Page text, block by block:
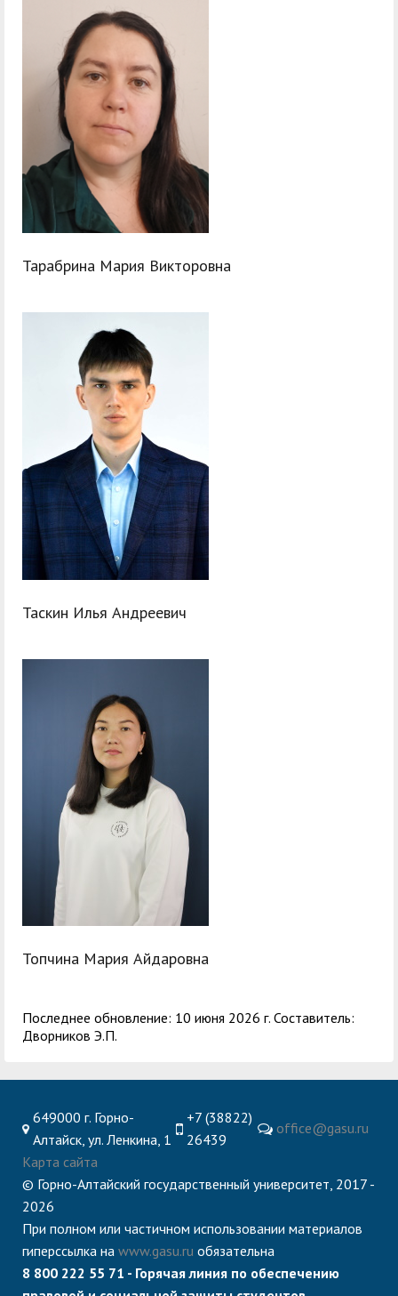
Тарабрина Мария Викторовна
Таскин Илья Андреевич
Топчина Мария Айдаровна
Последнее обновление: 10 июня 2026 г. Составитель:
Дворников Э.П.
649000 г. Горно-
Алтайск, ул. Ленкина, 1
+7 (38822)
26439
office@gasu.ru
Карта сайта
© Горно-Алтайский государственный университет, 2017 -
2026
При полном или частичном использовании материалов
гиперссылка на www.gasu.ru обязательна
8 800 222 55 71 - Горячая линия по обеспечению